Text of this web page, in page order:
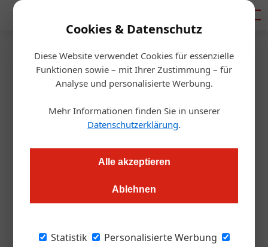
Cookies & Datenschutz
Diese Website verwendet Cookies für essenzielle
Funktionen sowie – mit Ihrer Zustimmung – für
Analyse und personalisierte Werbung.
Mehr Informationen finden Sie in unserer
Datenschutzerklärung.
Alle akzeptieren
Ablehnen
Statistik
Personalisierte Werbung
Startseite/Gastro & Hotel
Burgenland feiert größtes
Wachstum
Das Burgenland ist in Sachen Wachstum 2016 Spitzenreiter
unter den Regionen gewesen. Nun will man die Top-